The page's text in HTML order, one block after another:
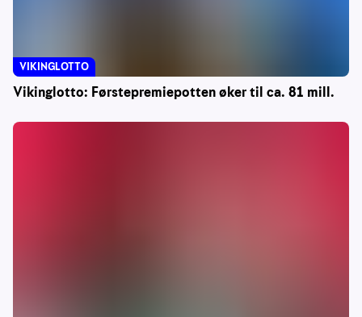
Vikinglotto: Førstepremiepotten øker til ca. 81 mill.
VIKINGLOTTO